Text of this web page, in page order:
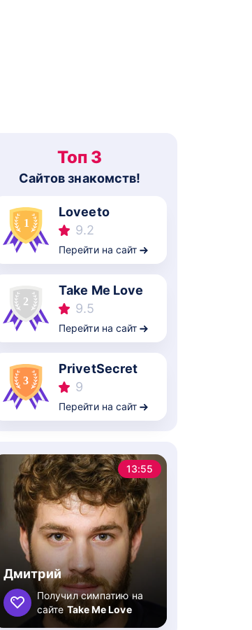
Топ 3
Cайтов знакомств!
Loveeto
9.2
Перейти на сайт
Take Me Love
9.5
Перейти на сайт
PrivetSecret
9
Перейти на сайт
13:55
Дмитрий
Получил симпатию на
сайтеTake Me Love